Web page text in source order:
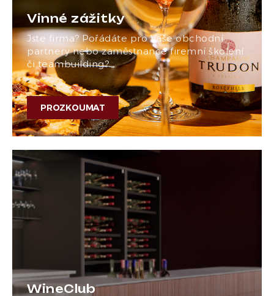
Vinné zážitky
Jste firma? Pořádáte pro Vaše obchodní
partnery nebo zaměstnance firemní školení
či teambuilding?…
PROZKOUMAT
WineClub